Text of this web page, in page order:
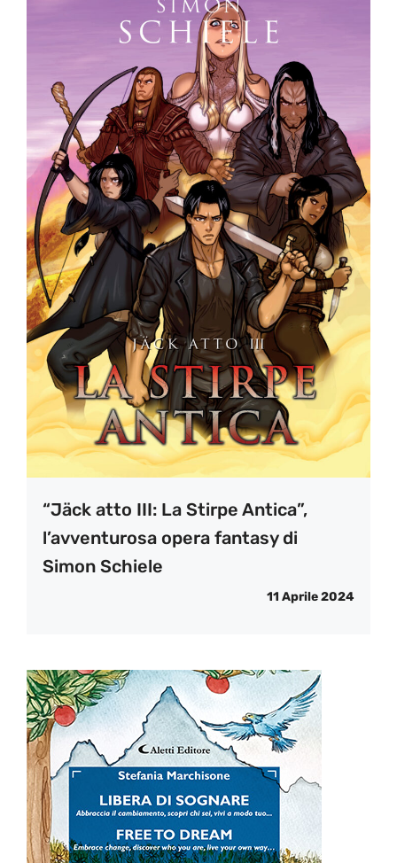
“Jäck atto III: La Stirpe Antica”,
l’avventurosa opera fantasy di
Simon Schiele
11 Aprile 2024